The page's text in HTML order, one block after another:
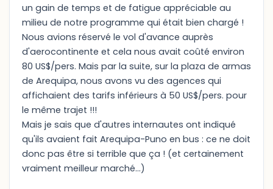
un gain de temps et de fatigue appréciable au
milieu de notre programme qui était bien chargé !
Nous avions réservé le vol d'avance auprès
d'aerocontinente et cela nous avait coûté environ
80 US$/pers. Mais par la suite, sur la plaza de armas
de Arequipa, nous avons vu des agences qui
affichaient des tarifs inférieurs à 50 US$/pers. pour
le même trajet !!!
Mais je sais que d'autres internautes ont indiqué
qu'ils avaient fait Arequipa-Puno en bus : ce ne doit
donc pas être si terrible que ça ! (et certainement
vraiment meilleur marché...)